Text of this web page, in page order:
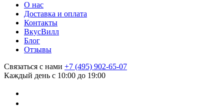
О нас
Доставка и оплата
Контакты
ВкусВилл
Блог
Отзывы
Связаться с нами +7 (495) 902-65-07
Каждый день с 10:00 до 19:00